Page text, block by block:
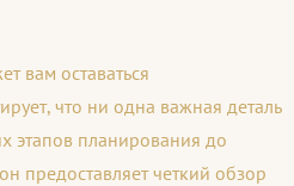
вам оставаться
что ни одна важная деталь
этапов планирования до
предоставляет четкий обзор